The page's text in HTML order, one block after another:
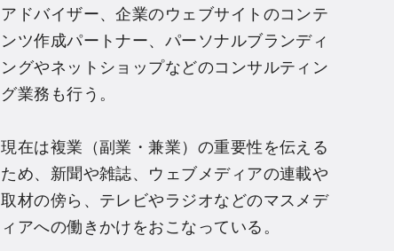
アドバイザー、企業のウェブサイトのコンテ
ンツ作成パートナー、パーソナルブランディ
ングやネットショップなどのコンサルティン
グ業務も行う。
現在は複業（副業・兼業）の重要性を伝える
ため、新聞や雑誌、ウェブメディアの連載や
取材の傍ら、テレビやラジオなどのマスメデ
ィアへの働きかけをおこなっている。